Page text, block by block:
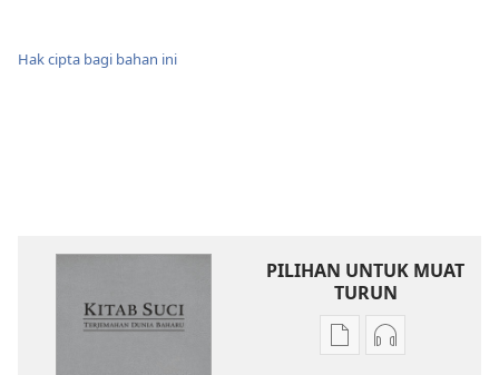
Hak cipta bagi bahan ini
PILIHAN UNTUK MUAT
TURUN
PilihanPilihan